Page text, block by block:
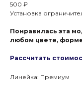
500 ₽
Установка
Понравилась эта
любом цвете,
Рассчитать
Линейка: Премиум